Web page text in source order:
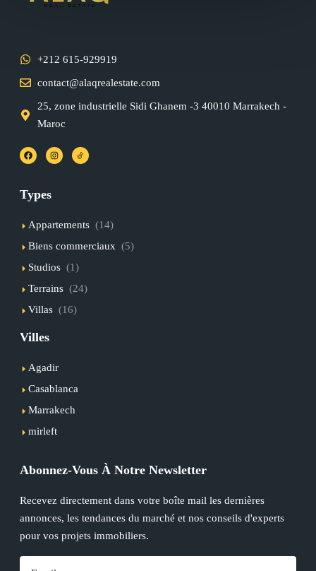
+212 615-929919
contact@alaqrealestate.com
25, zone industrielle Sidi Ghanem -3 40010 Marrakech -
Maroc
Types
Appartements (14)
Biens commerciaux (5)
Studios (1)
Terrains (24)
Villas (16)
Villes
Agadir
Casablanca
Marrakech
mirleft
Abonnez-Vous À Notre Newsletter
Recevez directement dans votre boîte mail les dernières
annonces, les tendances du marché et nos conseils d'experts
pour vos projets immobiliers.